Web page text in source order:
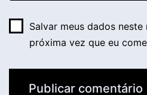
Salvar meus dados
próxima vez que eu